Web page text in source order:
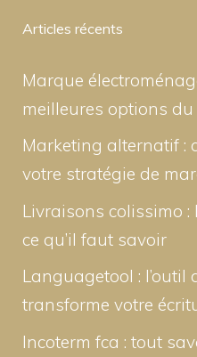
Articles récents
Marque
meilleures options
Marketing alternatif :
votre stratégie de
Livraisons colissimo
ce qu’il faut savoir
Languagetool : l’outil
transforme votre
Incoterm fca : tout